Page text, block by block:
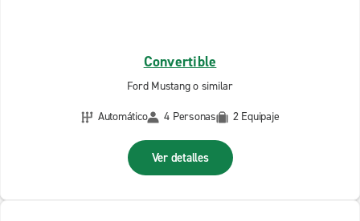
Convertible
Ford Mustang o similar
Automático
4 Personas 2 Equipaje
Ver detalles